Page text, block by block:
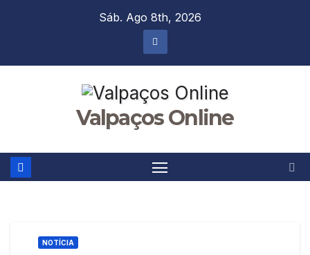
Sáb. Ago 8th, 2026
Valpaços Online
NOTÍCIA